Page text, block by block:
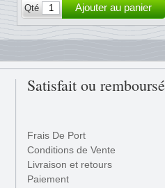
Qté
Ajouter au panier
Satisfait ou remboursé
Frais De Port
Conditions de Vente
Livraison et retours
Paiement